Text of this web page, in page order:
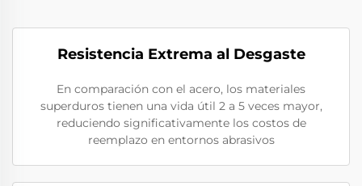
Resistencia Extrema al Desgaste
En comparación con el acero, los materiales
superduros tienen una vida útil 2 a 5 veces mayor,
reduciendo significativamente los costos de
reemplazo en entornos abrasivos